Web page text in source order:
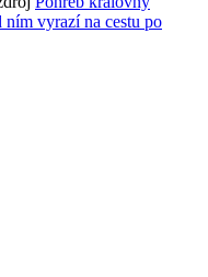
vyrazí na cestu po